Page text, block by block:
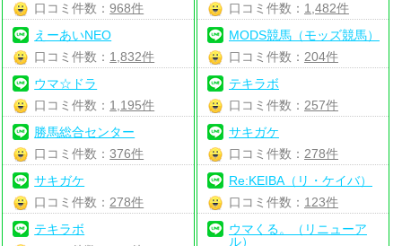
口コミ件数：968件
えーあいNEO
口コミ件数： 1,832件
ウマ☆ドラ
口コミ件数： 1,195件
勝馬総合センター
口コミ件数：376件
サキガケ
口コミ件数： 278件
テキラボ
口コミ件数： 1,482件
MODS競馬（モッズ競馬）
口コミ件数： 204件
テキラボ
口コミ件数： 257件
サキガケ
口コミ件数： 278件
Re:KEIBA（リ・ケイバ）
口コミ件数： 123件
ウマくる。（リニューア
ル）